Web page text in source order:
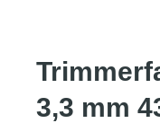
3,3 mm